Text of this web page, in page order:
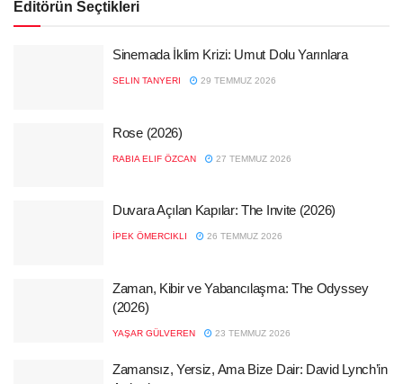
Editörün Seçtikleri
Sinemada İklim Krizi: Umut Dolu Yarınlara
SELIN TANYERI 29 TEMMUZ 2026
Rose (2026)
RABIA ELIF ÖZCAN 27 TEMMUZ 2026
Duvara Açılan Kapılar: The Invite (2026)
İPEK ÖMERCIKLI 26 TEMMUZ 2026
Zaman, Kibir ve Yabancılaşma: The Odyssey
(2026)
YAŞAR GÜLVEREN 23 TEMMUZ 2026
Zamansız, Yersiz, Ama Bize Dair: David Lynch’in